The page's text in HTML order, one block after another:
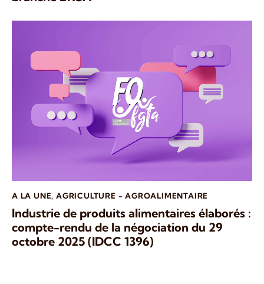
A LA UNE,AGRICULTURE - AGROALIMENTAIRE
Industrie de produits alimentaires élaborés :
compte-rendu de la négociation du 29
octobre 2025 (IDCC 1396)